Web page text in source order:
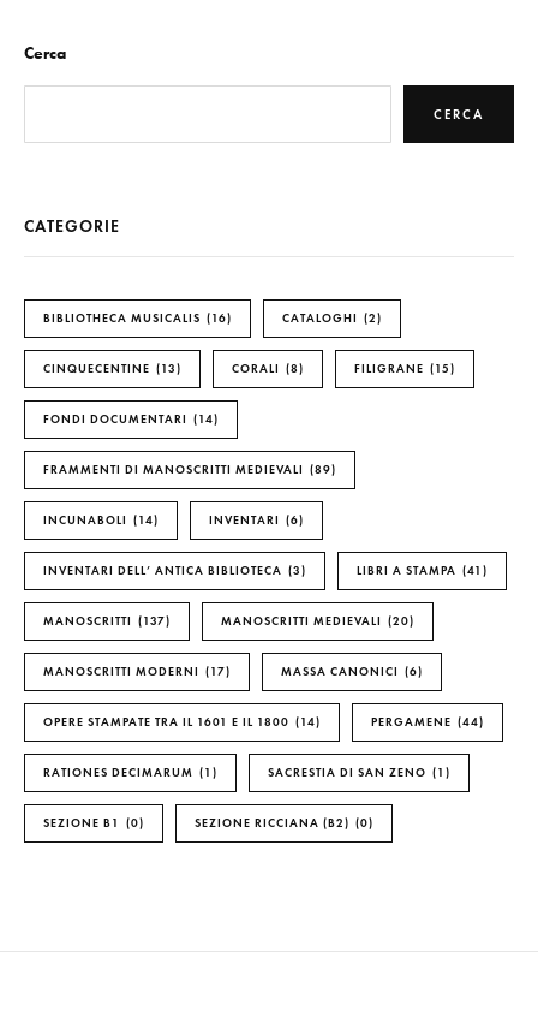
Cerca
CERCA
CATEGORIE
BIBLIOTHECA MUSICALIS 16 CATALOGHI 2
CINQUECENTINE 13 CORALI 8 FILIGRANE 15
FONDI DOCUMENTARI 14
FRAMMENTI DI MANOSCRITTI MEDIEVALI 89
INCUNABOLI 14 INVENTARI 6
INVENTARI DELL’ ANTICA BIBLIOTECA 3 LIBRI A STAMPA 41
MANOSCRITTI 137 MANOSCRITTI MEDIEVALI 20
MANOSCRITTI MODERNI 17 MASSA CANONICI 6
OPERE STAMPATE TRA IL 1601 E IL 1800 14 PERGAMENE 44
RATIONES DECIMARUM 1 SACRESTIA DI SAN ZENO 1
SEZIONE B1 0 SEZIONE RICCIANA (B2) 0